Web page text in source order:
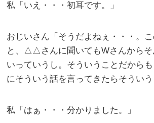
私「いえ・・・初耳です。」
おじいさん「そうだよねぇ・・・。
と、△△さんに聞いてもWさんからそ
いっていうし。そういうことだから
にそういう話を言ってきたらそういう
私「はぁ・・・分かりました。」